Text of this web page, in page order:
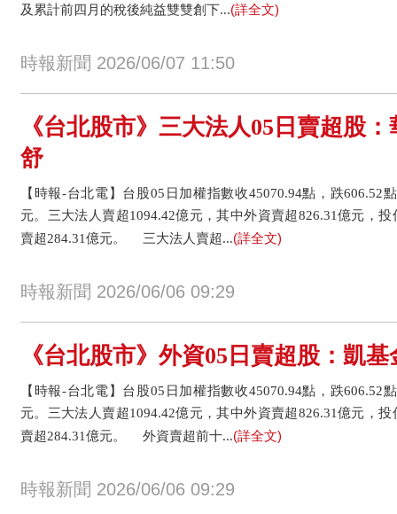
及累計前四月的稅後純益雙雙創下...(詳全文)
時報新聞 2026/06/07 11:50
《台北股市》三大法人05日賣超股
舒
【時報-台北電】台股05日加權指數收45070.94點，跌606.52
元。三大法人賣超1094.42億元，其中外資賣超826.31億元，
賣超284.31億元。 三大法人賣超...(詳全文)
時報新聞 2026/06/06 09:29
《台北股市》外資05日賣超股：凱
【時報-台北電】台股05日加權指數收45070.94點，跌606.52
元。三大法人賣超1094.42億元，其中外資賣超826.31億元，
賣超284.31億元。 外資賣超前十...(詳全文)
時報新聞 2026/06/06 09:29